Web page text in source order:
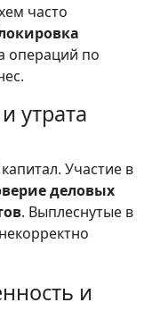
часто
операций по
утрата
Участие в
деловых
. Выплеснутые в
и